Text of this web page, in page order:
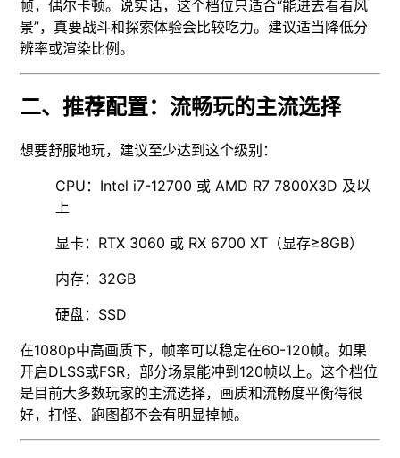
帧，偶尔卡顿。说实话，这个档位只适合“能进去看看风
景”，真要战斗和探索体验会比较吃力。建议适当降低分
辨率或渲染比例。
二、推荐配置：流畅玩的主流选择
想要舒服地玩，建议至少达到这个级别：
CPU：Intel i7-12700 或 AMD R7 7800X3D 及以
上
显卡：RTX 3060 或 RX 6700 XT（显存≥8GB）
内存：32GB
硬盘：SSD
在1080p中高画质下，帧率可以稳定在60-120帧。如果
开启DLSS或FSR，部分场景能冲到120帧以上。这个档位
是目前大多数玩家的主流选择，画质和流畅度平衡得很
好，打怪、跑图都不会有明显掉帧。